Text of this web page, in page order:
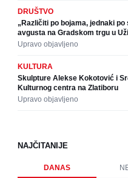
DRUŠTVO
„Različiti po bojama, jednaki
avgusta na Gradskom trgu u
Upravo objavljeno
KULTURA
Skulpture Alekse Kokotović i
Kulturnog centra na Zlatiboru
Upravo objavljeno
NAJČITANIJE
DANAS